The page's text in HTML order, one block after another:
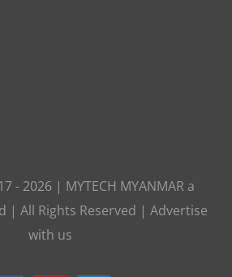
- 2026 | MYTECH MYANMAR a
| All Rights Reserved | Advertise
with us